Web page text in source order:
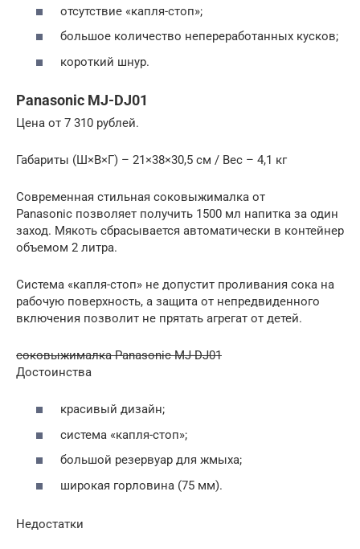
отсутствие «капля-стоп»;
большое количество непереработанных кусков;
короткий шнур.
Panasonic MJ-DJ01
Цена от 7 310 рублей.
Габариты (Ш×В×Г) – 21×38×30,5 см / Вес – 4,1 кг
Современная стильная соковыжималка от
Panasonic позволяет получить 1500 мл напитка за один
заход. Мякоть сбрасывается автоматически в контейнер
объемом 2 литра.
Система «капля-стоп» не допустит проливания сока на
рабочую поверхность, а защита от непредвиденного
включения позволит не прятать агрегат от детей.
соковыжималка Panasonic MJ-DJ01
Достоинства
красивый дизайн;
система «капля-стоп»;
большой резервуар для жмыха;
широкая горловина (75 мм).
Недостатки